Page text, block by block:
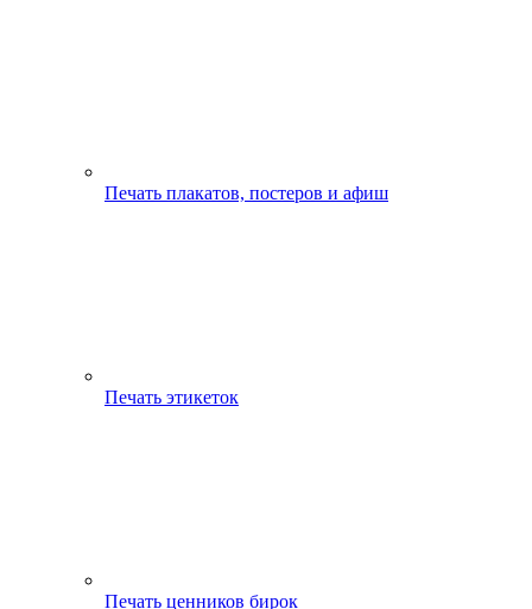
Печать плакатов, постеров и афиш
Печать этикеток
Печать ценников бирок